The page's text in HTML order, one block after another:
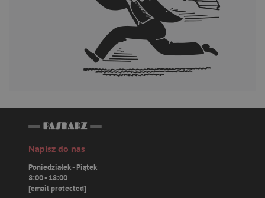
Napisz do nas
Poniedziałek - Piątek
8:00 - 18:00
[email protected]